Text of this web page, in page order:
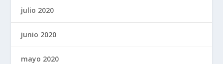
julio 2020
junio 2020
mayo 2020